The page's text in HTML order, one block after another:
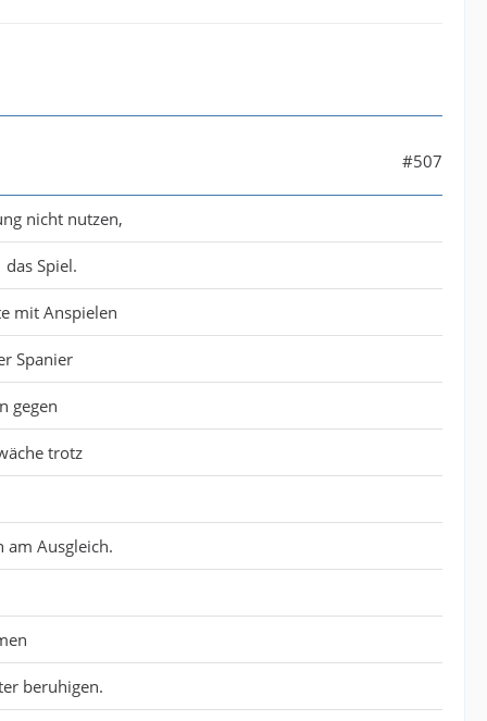
#507
nicht nutzen,
Spiel.
mit Anspielen
Spanier
gegen
trotz
am Ausgleich.
beruhigen.